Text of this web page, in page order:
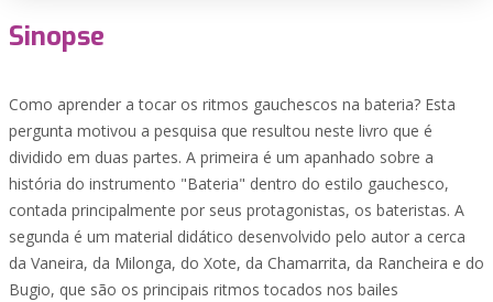
Sinopse
Como aprender a tocar os ritmos gauchescos na bateria? Esta
pergunta motivou a pesquisa que resultou neste livro que é
dividido em duas partes. A primeira é um apanhado sobre a
história do instrumento "Bateria" dentro do estilo gauchesco,
contada principalmente por seus protagonistas, os bateristas. A
segunda é um material didático desenvolvido pelo autor a cerca
da Vaneira, da Milonga, do Xote, da Chamarrita, da Rancheira e do
Bugio, que são os principais ritmos tocados nos bailes